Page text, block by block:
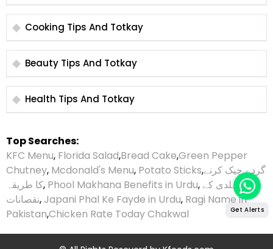
Cooking Tips And Totkay
Beauty Tips And Totkay
Health Tips And Totkay
Top Searches:
KFC Menu, Florida Salad,Bread Cake,Green Pepper
Chutney, Mcdonald's Menu, Potato Sticks,گردے چیک کرنے
کا طریقہ, Phool Makhana Benefits in Urdu, ہلدی کے
نقصانات,Japani Phal Ke Fayde in Urdu, Ragi Name in
Pakistan,Chicken Rate Today Chakwal Get Alerts